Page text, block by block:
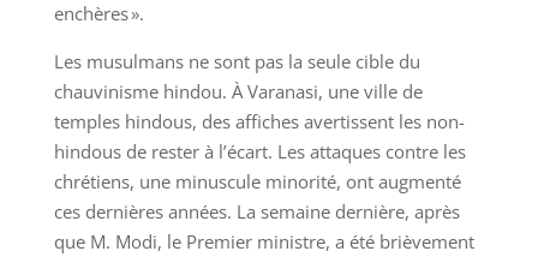
enchères ».
Les musulmans ne sont pas la seule cible du
chauvinisme hindou. À Varanasi, une ville de
temples hindous, des affiches avertissent les non-
hindous de rester à l’écart. Les attaques contre les
chrétiens, une minuscule minorité, ont augmenté
ces dernières années. La semaine dernière, après
que M. Modi, le Premier ministre, a été brièvement